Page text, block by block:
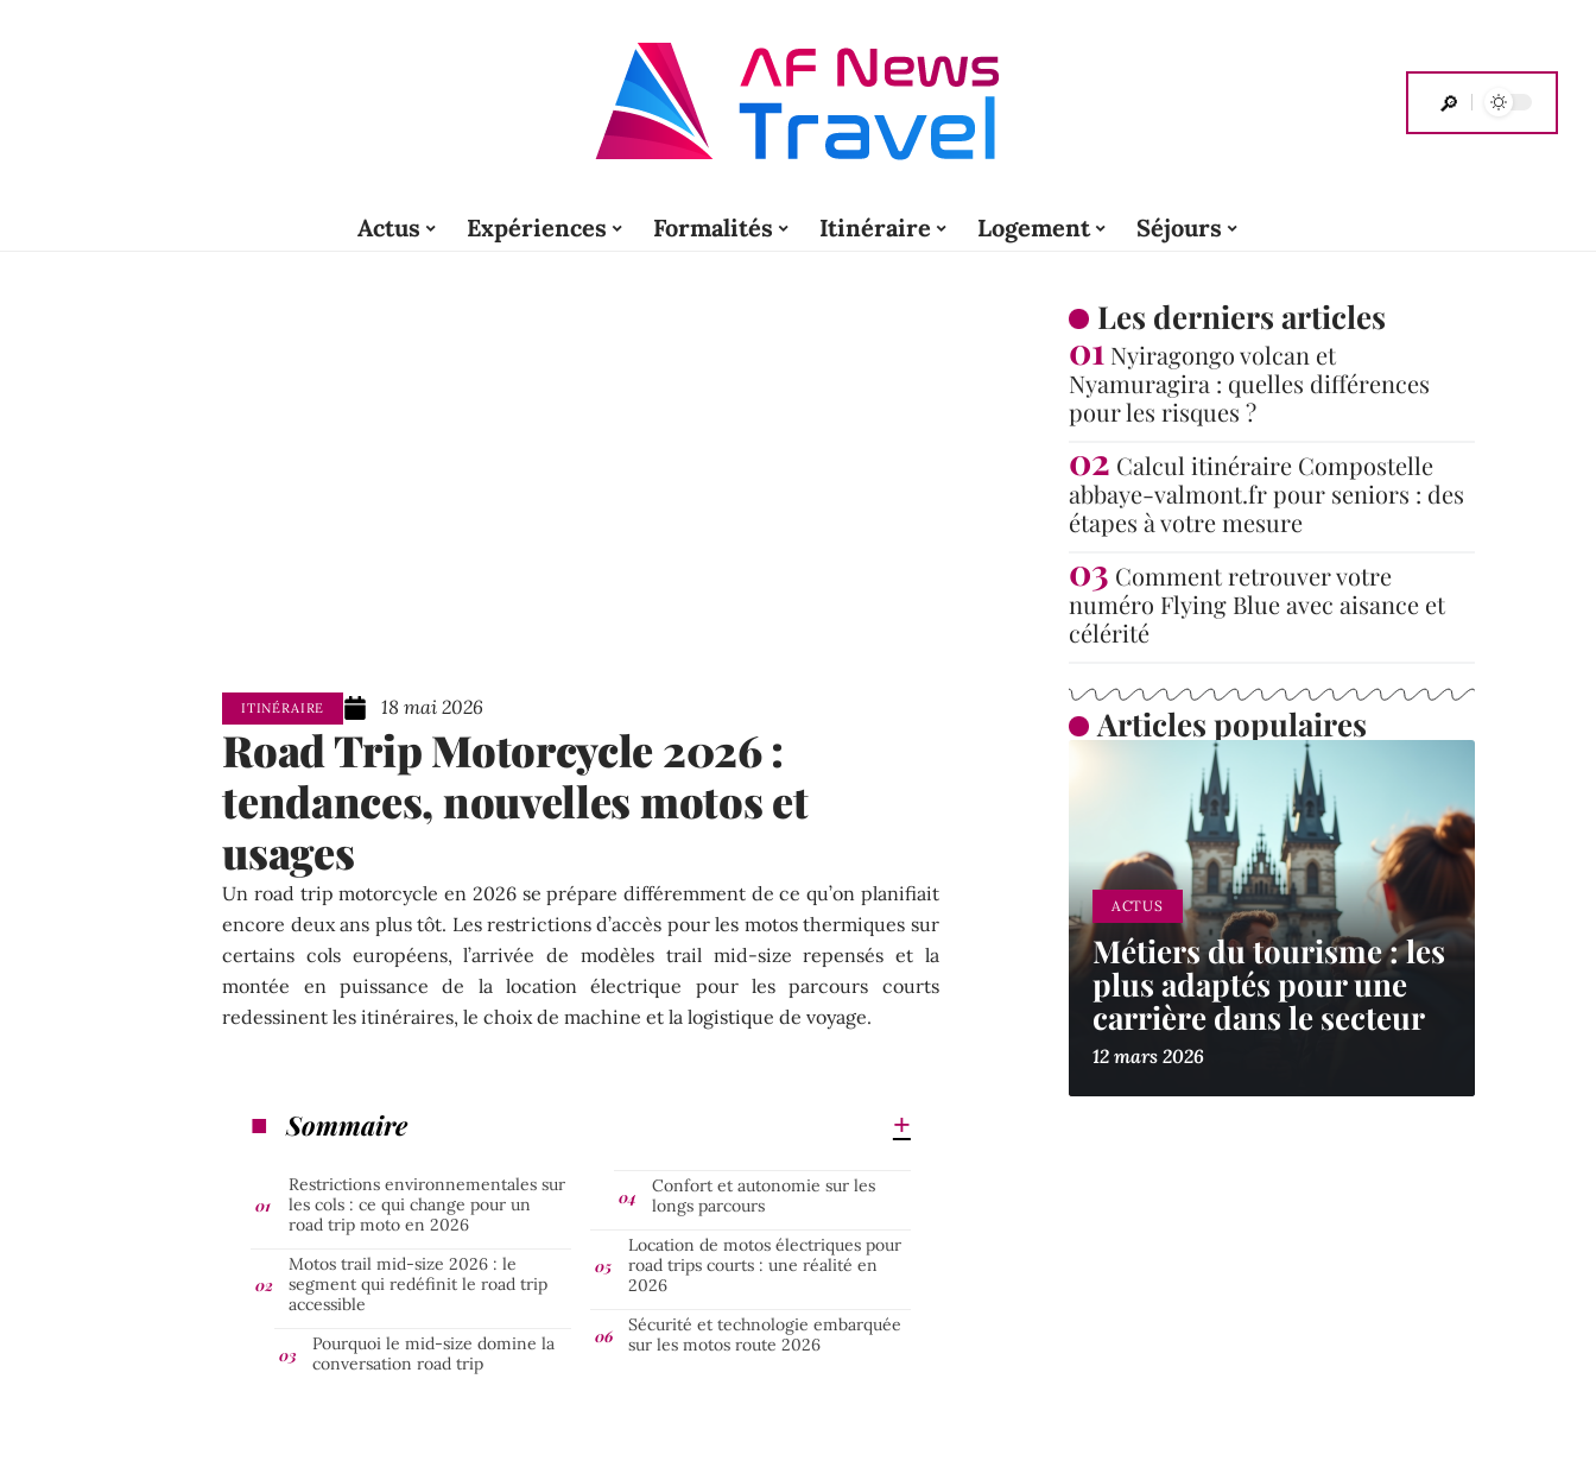
Actus Expériences Formalités Itinéraire Logement Séjours
ITINÉRAIRE 18 mai 2026
Road Trip Motorcycle 2026 :
tendances, nouvelles motos et
usages
Un road trip motorcycle en 2026 se prépare différemment de ce qu’on planifiait
encore deux ans plus tôt. Les restrictions d’accès pour les motos thermiques sur
certains cols européens, l’arrivée de modèles trail mid-size repensés et la
montée en puissance de la location électrique pour les parcours courts
redessinent les itinéraires, le choix de machine et la logistique de voyage.
Sommaire
Restrictions environnementales sur
les cols : ce qui change pour un
road trip moto en 2026
Motos trail mid-size 2026 : le
segment qui redéfinit le road trip
accessible
Pourquoi le mid-size domine la
conversation road trip
Confort et autonomie sur les
longs parcours
Location de motos électriques pour
road trips courts : une réalité en
2026
Sécurité et technologie embarquée
sur les motos route 2026
Les derniers articles
Nyiragongo volcan et
Nyamuragira : quelles différences
pour les risques ?
Calcul itinéraire Compostelle
abbaye-valmont.fr pour seniors : des
étapes à votre mesure
Comment retrouver votre
numéro Flying Blue avec aisance et
célérité
Articles populaires
ACTUS
Métiers du tourisme : les
plus adaptés pour une
carrière dans le secteur
12 mars 2026